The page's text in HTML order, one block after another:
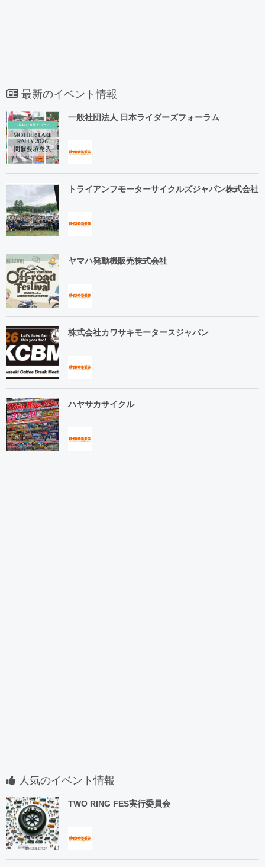
最新のイベント情報
一般社団法人 日本ライダーズフォーラム
トライアンフモーターサイクルズジャパン株式会社
ヤマハ発動機販売株式会社
株式会社カワサキモータースジャパン
ハヤサカサイクル
人気のイベント情報
TWO RING FES実行委員会